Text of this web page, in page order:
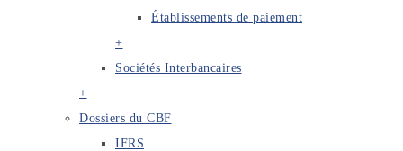
Établissements de paiement
+
Sociétés Interbancaires
+
Dossiers du CBF
IFRS